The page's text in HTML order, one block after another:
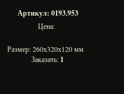
Артикул: 0193.953
Цена:
Размер: 260х320х120 мм
Заказать: 1